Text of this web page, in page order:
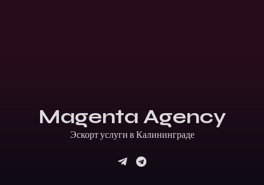
Magenta Agency
Эскорт услуги в Калининграде